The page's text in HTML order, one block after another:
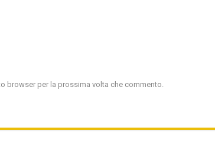
browser per la prossima volta che commento.